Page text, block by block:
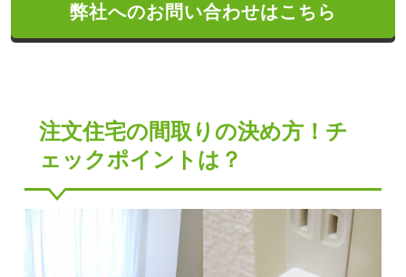
弊社へのお問い合わせはこちら
注文住宅の間取りの決め方！チ
ェックポイントは？